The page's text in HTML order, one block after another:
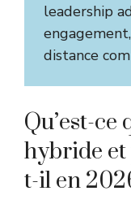
leadership
distance
Qu’est-ce
hybride et
t-il en